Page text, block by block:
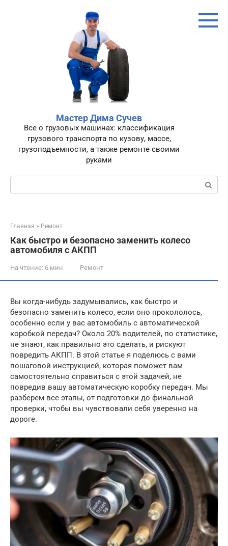
Мастер Дима Сучев
Все о грузовых машинах: классификация
грузового транспорта по кузову, массе,
грузоподъемности, а также ремонте своими
руками
Поиск:
Главная » Ремонт
Как быстро и безопасно заменить колесо
автомобиля с АКПП
На чтение: 6 мин Ремонт
Вы когда-нибудь задумывались, как быстро и
безопасно заменить колесо, если оно прокололось,
особенно если у вас автомобиль с автоматической
коробкой передач? Около 20% водителей, по статистике,
не знают, как правильно это сделать, и рискуют
повредить АКПП. В этой статье я поделюсь с вами
пошаговой инструкцией, которая поможет вам
самостоятельно справиться с этой задачей, не
повредив вашу автоматическую коробку передач. Мы
разберем все этапы, от подготовки до финальной
проверки, чтобы вы чувствовали себя уверенно на
дороге.